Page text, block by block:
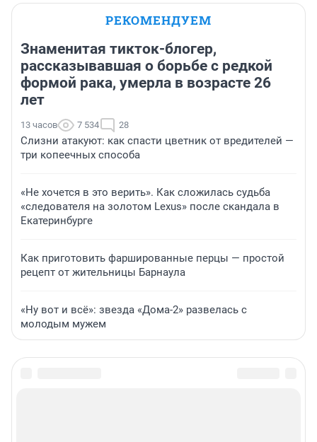
РЕКОМЕНДУЕМ
Знаменитая тикток-блогер,
рассказывавшая о борьбе с редкой
формой рака, умерла в возрасте 26
лет
13 часов 7 534 28
Слизни атакуют: как спасти цветник от вредителей —
три копеечных способа
«Не хочется в это верить». Как сложилась судьба
«следователя на золотом Lexus» после скандала в
Екатеринбурге
Как приготовить фаршированные перцы — простой
рецепт от жительницы Барнаула
«Ну вот и всё»: звезда «Дома-2» развелась с
молодым мужем